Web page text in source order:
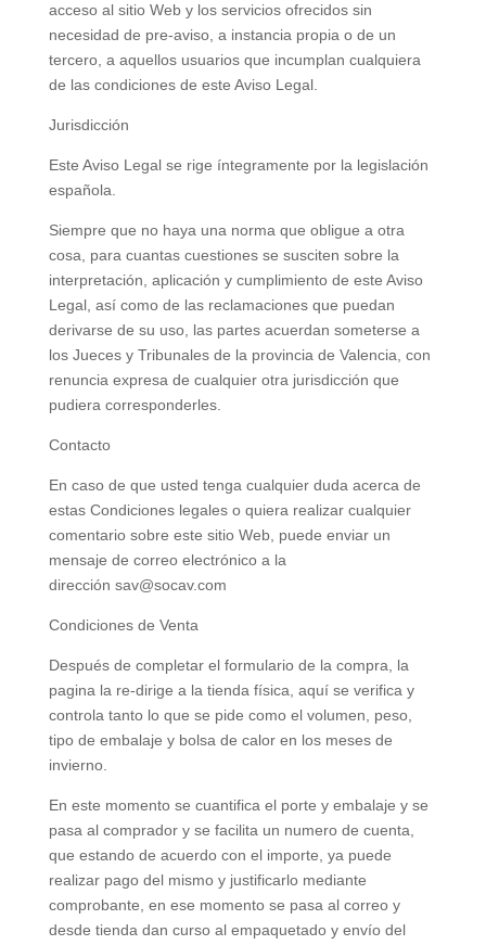
acceso al sitio Web y los servicios ofrecidos sin
necesidad de pre-aviso, a instancia propia o de un
tercero, a aquellos usuarios que incumplan cualquiera
de las condiciones de este Aviso Legal.
Jurisdicción
Este Aviso Legal se rige íntegramente por la legislación
española.
Siempre que no haya una norma que obligue a otra
cosa, para cuantas cuestiones se susciten sobre la
interpretación, aplicación y cumplimiento de este Aviso
Legal, así como de las reclamaciones que puedan
derivarse de su uso, las partes acuerdan someterse a
los Jueces y Tribunales de la provincia de Valencia , con
renuncia expresa de cualquier otra jurisdicción que
pudiera corresponderles.
Contacto
En caso de que usted tenga cualquier duda acerca de
estas Condiciones legales o quiera realizar cualquier
comentario sobre este sitio Web, puede enviar un
mensaje de correo electrónico a la
dirección sav@socav.com
Condiciones de Venta
Después de completar el formulario de la compra, la
pagina la re-dirige a la tienda física, aquí se verifica y
controla tanto lo que se pide como el volumen, peso,
tipo de embalaje y bolsa de calor en los meses de
invierno.
En este momento se cuantifica el porte y embalaje y se
pasa al comprador y se facilita un numero de cuenta,
que estando de acuerdo con el importe, ya puede
realizar pago del mismo y justificarlo mediante
comprobante, en ese momento se pasa al correo y
desde tienda dan curso al empaquetado y envío del